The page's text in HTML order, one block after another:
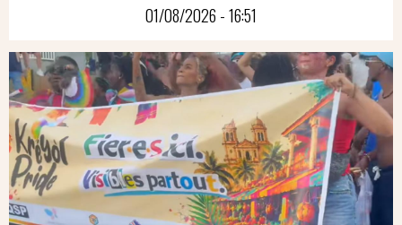
01/08/2026 - 16:51